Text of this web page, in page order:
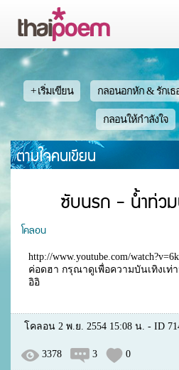
หน้าแรก
กลอน
เรื่องสั้น นิยาย
บล็อก
หน้าส่วนตัว
+ เริ่มเขียน กลอนอกหัก & รักเธ
กลอนให้กำลังใจ
ตามใจคนเขียน
ซับนรก - น้ำท่ว
โคลอน
http://www.youtube.com/
ค่อดฮา กรุณาดูเพื่อความบันเทิงเท่
อิอิ
โคลอน 2 พ.ย. 2554 15:08 น. - ID
3378 3 0